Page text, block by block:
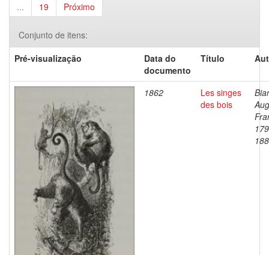
...
19 Próximo
Conjunto de itens:
Pré-visualização
Data do
documento
Título
1862
Les singes
des bois